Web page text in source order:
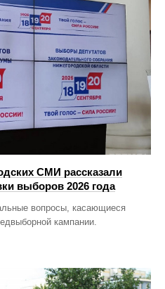
СМИ рассказали
выборов 2026 года
вопросы, касающиеся
кампании.